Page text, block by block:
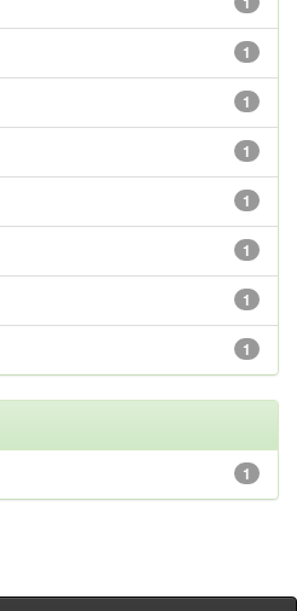
1
1
1
1
1
1
1
1